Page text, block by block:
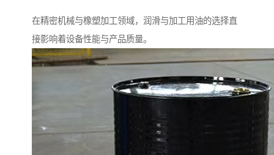
在精密机械与橡塑加工领域，润滑与加工用油的选择直
接影响着设备性能与产品质量。